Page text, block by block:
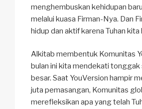
menghembuskan kehidupan
melalui kuasa Firman-Nya. Dan
hidup dan aktif karena Tuhan kita
Alkitab membentuk Komunitas
bulan ini kita mendekati tonggak
besar. Saat YouVersion hampir
juta pemasangan, Komunitas
merefleksikan apa yang telah